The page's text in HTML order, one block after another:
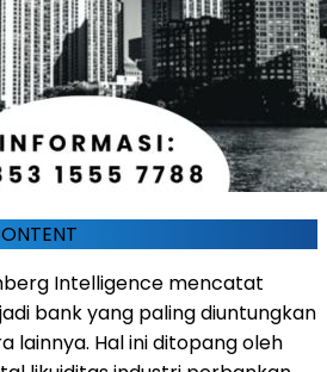
Intelligence mencatat
bank yang paling diuntungkan
lainnya. Hal ini ditopang oleh